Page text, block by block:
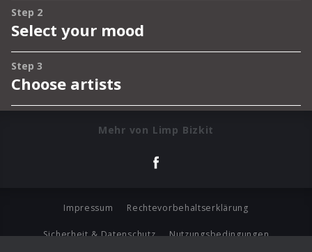
Mehr von Limp Bizkit
Impressum Rechtevorbehaltserklärung
Sicherheit & Datenschutz Nutzungsbedingungen